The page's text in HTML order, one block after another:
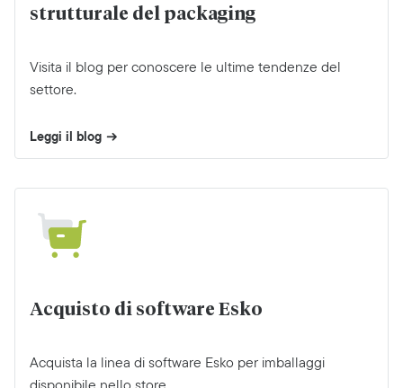
strutturale del packaging
Visita il blog per conoscere le ultime tendenze del
settore.
Leggi il blog
Acquisto di software Esko
Acquista la linea di software Esko per imballaggi